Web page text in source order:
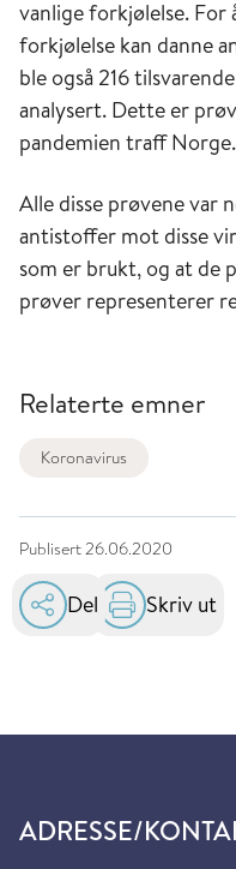
vanlige forkjølelse. For
forkjølelse kan danne
ble også 216
analysert. Dette er
pandemien traff Norge.
Alle disse prøvene var
antistoffer mot disse
som er brukt, og at de
prøver representerer
Relaterte emner
Koronavirus
Publisert26.06.2020
Del Skriv ut
ADRESSE/